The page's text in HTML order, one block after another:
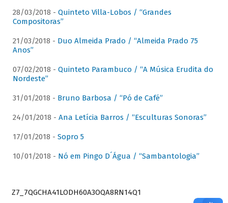
28/03/2018 - Quinteto Villa-Lobos / “Grandes
Compositoras”
21/03/2018 - Duo Almeida Prado / “Almeida Prado 75
Anos”
07/02/2018 - Quinteto Parambuco / “A Música Erudita do
Nordeste”
31/01/2018 - Bruno Barbosa / “Pó de Café”
24/01/2018 - Ana Letícia Barros / “Esculturas Sonoras”
17/01/2018 - Sopro 5
10/01/2018 - Nó em Pingo D´Água / “Sambantologia”
Z7_7QGCHA41LODH60A3OQA8RN14Q1